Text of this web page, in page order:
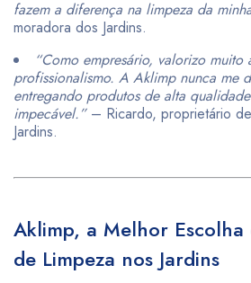
fazem a diferença na limpeza da
moradora dos Jardins.
“Como empresário, valorizo
profissionalismo. A Aklimp nunca me
entregando produtos de alta
impecável.”– Ricardo, proprietário
Jardins.
Aklimp, a Melhor
de Limpeza nos Jardins